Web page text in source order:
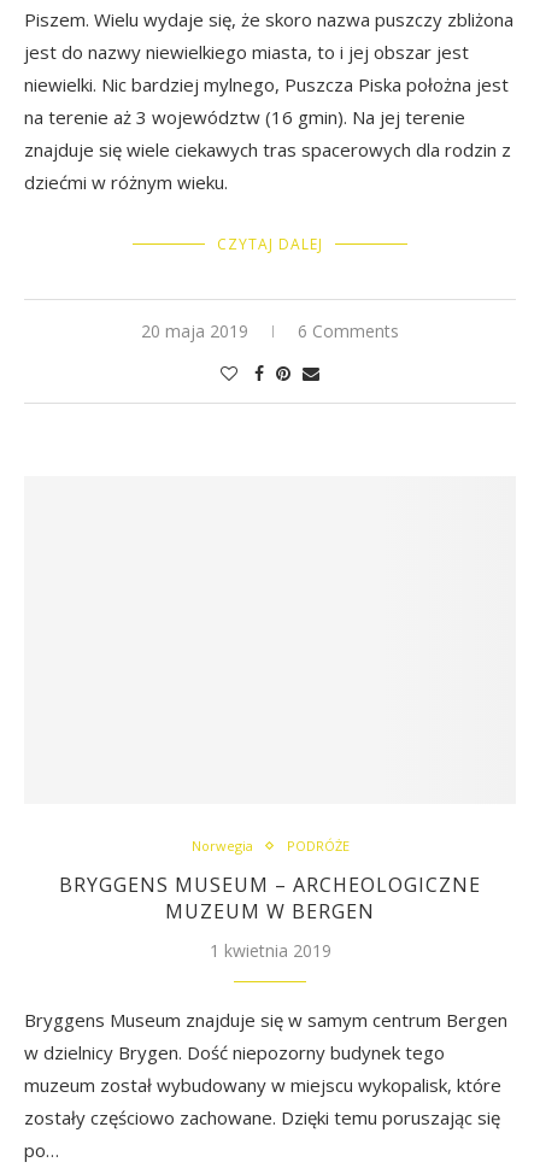
Piszem. Wielu wydaje się, że skoro nazwa puszczy zbliżona
jest do nazwy niewielkiego miasta, to i jej obszar jest
niewielki. Nic bardziej mylnego, Puszcza Piska położna jest
na terenie aż 3 województw (16 gmin). Na jej terenie
znajduje się wiele ciekawych tras spacerowych dla rodzin z
dziećmi w różnym wieku.
CZYTAJ DALEJ
20 maja 2019 6 Comments
Norwegia PODRÓŻE
BRYGGENS MUSEUM – ARCHEOLOGICZNE
MUZEUM W BERGEN
1 kwietnia 2019
Bryggens Museum znajduje się w samym centrum Bergen
w dzielnicy Brygen. Dość niepozorny budynek tego
muzeum został wybudowany w miejscu wykopalisk, które
zostały częściowo zachowane. Dzięki temu poruszając się
po…